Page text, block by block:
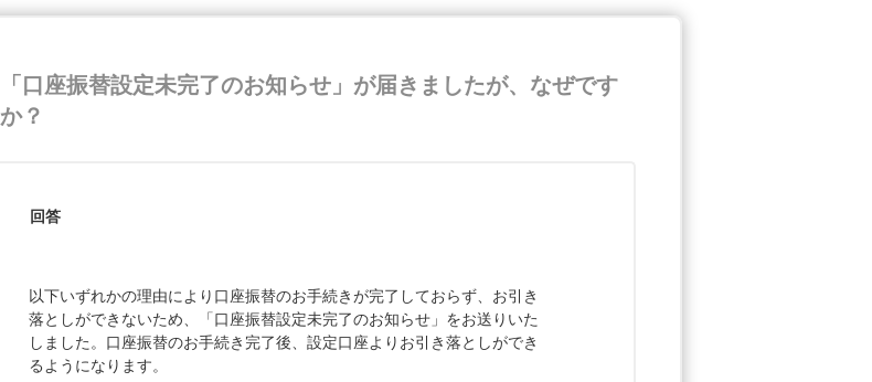
「口座振替設定未完了のお知らせ」が届きましたが、なぜです
か？
回答
以下いずれかの理由により口座振替のお手続きが完了しておらず、お引き
落としができないため、「口座振替設定未完了のお知らせ」をお送りいた
しました。口座振替のお手続き完了後、設定口座よりお引き落としができ
るようになります。